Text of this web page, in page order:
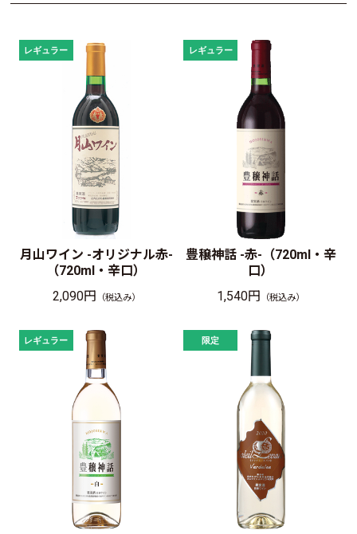
月山ワイン -オリジナル赤-
（720ml・辛口）
2,090円 （税込み）
豊穣神話 -赤-（720ml・辛
口）
1,540円 （税込み）